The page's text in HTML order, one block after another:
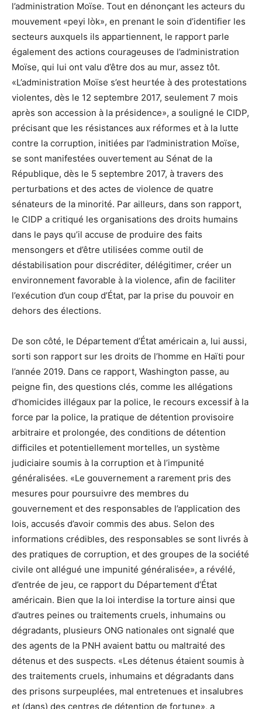
l’administration Moïse. Tout en dénonçant les acteurs du
mouvement «peyi lòk», en prenant le soin d’identifier les
secteurs auxquels ils appartiennent, le rapport parle
également des actions courageuses de l’administration
Moïse, qui lui ont valu d’être dos au mur, assez tôt.
«L’administration Moïse s’est heurtée à des protestations
violentes, dès le 12 septembre 2017, seulement 7 mois
après son accession à la présidence», a souligné le CIDP,
précisant que les résistances aux réformes et à la lutte
contre la corruption, initiées par l’administration Moïse,
se sont manifestées ouvertement au Sénat de la
République, dès le 5 septembre 2017, à travers des
perturbations et des actes de violence de quatre
sénateurs de la minorité. Par ailleurs, dans son rapport,
le CIDP a critiqué les organisations des droits humains
dans le pays qu’il accuse de produire des faits
mensongers et d’être utilisées comme outil de
déstabilisation pour discréditer, délégitimer, créer un
environnement favorable à la violence, afin de faciliter
l’exécution d’un coup d’État, par la prise du pouvoir en
dehors des élections.
De son côté, le Département d’État américain a, lui aussi,
sorti son rapport sur les droits de l’homme en Haïti pour
l’année 2019. Dans ce rapport, Washington passe, au
peigne fin, des questions clés, comme les allégations
d’homicides illégaux par la police, le recours excessif à la
force par la police, la pratique de détention provisoire
arbitraire et prolongée, des conditions de détention
difficiles et potentiellement mortelles, un système
judiciaire soumis à la corruption et à l’impunité
généralisées. «Le gouvernement a rarement pris des
mesures pour poursuivre des membres du
gouvernement et des responsables de l’application des
lois, accusés d’avoir commis des abus. Selon des
informations crédibles, des responsables se sont livrés à
des pratiques de corruption, et des groupes de la société
civile ont allégué une impunité généralisée», a révélé,
d’entrée de jeu, ce rapport du Département d’État
américain. Bien que la loi interdise la torture ainsi que
d’autres peines ou traitements cruels, inhumains ou
dégradants, plusieurs ONG nationales ont signalé que
des agents de la PNH avaient battu ou maltraité des
détenus et des suspects. «Les détenus étaient soumis à
des traitements cruels, inhumains et dégradants dans
des prisons surpeuplées, mal entretenues et insalubres
et (dans) des centres de détention de fortune», a